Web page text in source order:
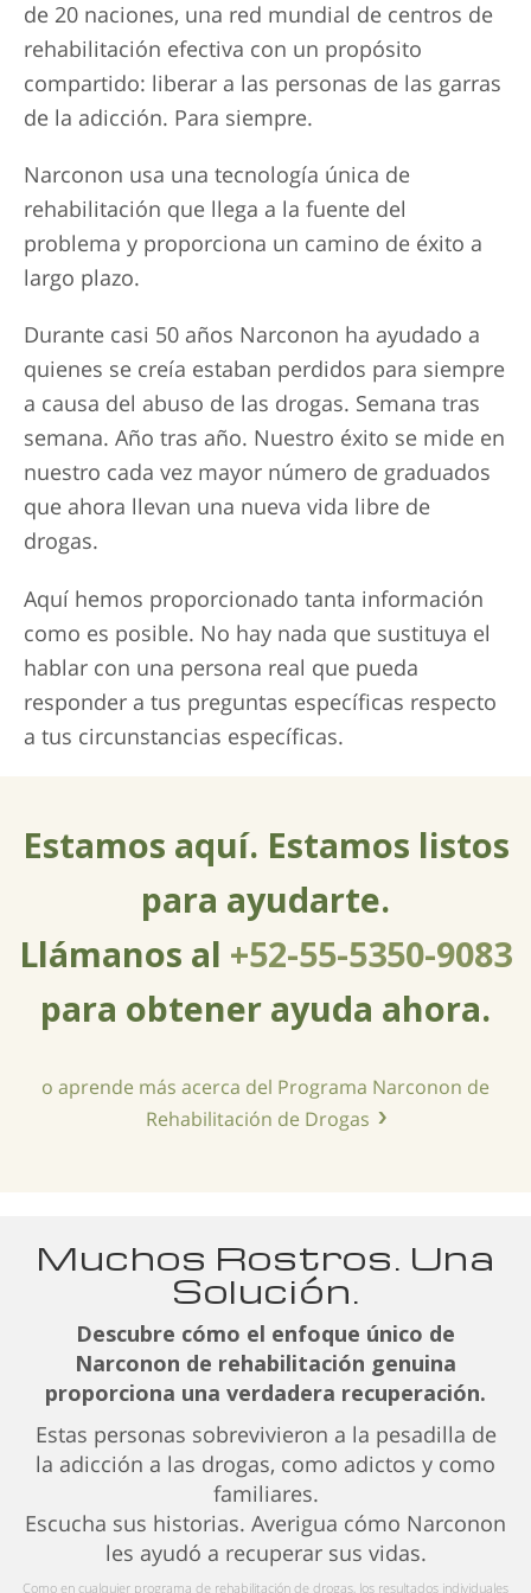
de 20 naciones, una red mundial de centros de
rehabilitación efectiva con un propósito
compartido: liberar a las personas de las garras
de la adicción. Para siempre.
Narconon usa una tecnología única de
rehabilitación que llega a la fuente del
problema y proporciona un camino de éxito a
largo plazo.
Durante casi 50 años Narconon ha ayudado a
quienes se creía estaban perdidos para siempre
a causa del abuso de las drogas. Semana tras
semana. Año tras año. Nuestro éxito se mide en
nuestro cada vez mayor número de graduados
que ahora llevan una nueva vida libre de
drogas.
Aquí hemos proporcionado tanta información
como es posible. No hay nada que sustituya el
hablar con una persona real que pueda
responder a tus preguntas específicas respecto
a tus circunstancias específicas.
Estamos aquí. Estamos listos
para ayudarte.
Llámanos al +52-55-5350-9083
para obtener ayuda ahora.
o aprende más acerca del Programa Narconon de
Rehabilitación de Drogas
Muchos Rostros. Una
Solución.
Descubre cómo el enfoque único de
Narconon de rehabilitación genuina
proporciona una verdadera recuperación.
Estas personas sobrevivieron a la pesadilla de
la adicción a las drogas, como adictos y como
familiares.
Escucha sus historias. Averigua cómo Narconon
les ayudó a recuperar sus vidas.
Como en cualquier programa de rehabilitación de drogas, los resultados individuales